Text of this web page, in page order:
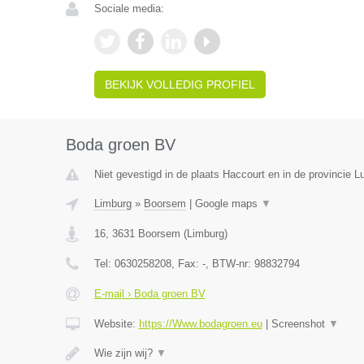
Sociale media:
BEKIJK VOLLEDIG PROFIEL
Boda groen BV
Niet gevestigd in de plaats Haccourt en in de provincie
Limburg» Boorsem Google maps ▼
16, 3631 Boorsem (Limburg)
Tel: 0630258208, Fax: -, BTW-nr: 98832794
E-mail › Boda groen BV
Website: https://Www.bodagroen.eu| Screenshot ▼
Wie zijn wij? ▼